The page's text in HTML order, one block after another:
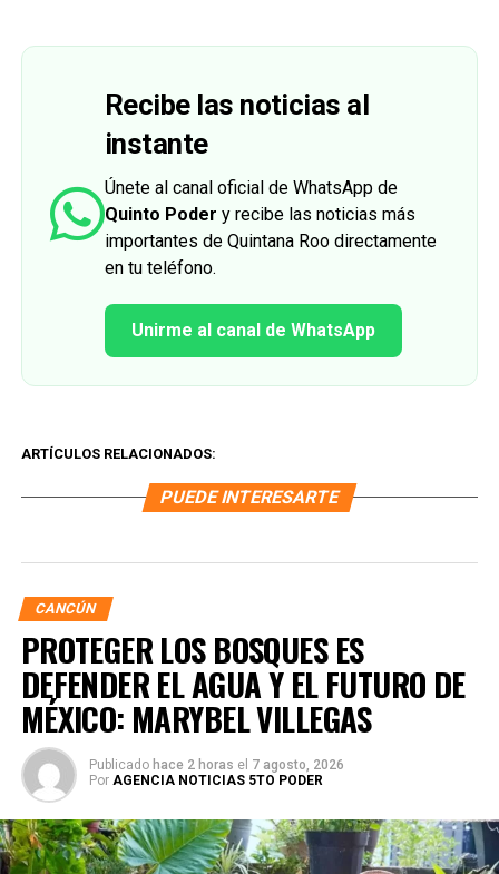
Recibe las noticias al
instante
Únete al canal oficial de WhatsApp de
Quinto Poder y recibe las noticias más
importantes de Quintana Roo directamente
en tu teléfono.
Unirme al canal de WhatsApp
ARTÍCULOS RELACIONADOS:
PUEDE INTERESARTE
CANCÚN
PROTEGER LOS BOSQUES ES
DEFENDER EL AGUA Y EL FUTURO DE
MÉXICO: MARYBEL VILLEGAS
Publicado hace 2 horas el 7 agosto, 2026
Por AGENCIA NOTICIAS 5TO PODER